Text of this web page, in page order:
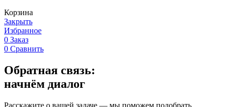
Корзина
Закрыть
Избранное
0 Заказ
0 Сравнить
Обратная связь:
начнём диалог
Расскажите о вашей задаче — мы поможем подобрать